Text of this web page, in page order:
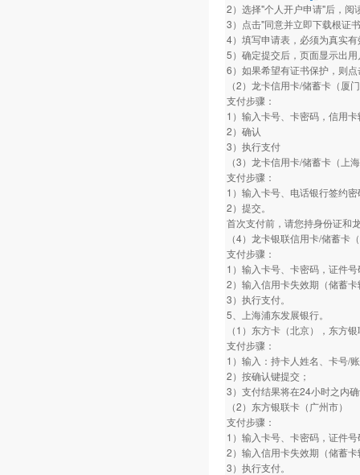
2）选择"个人开户申请"后，阅
3）点击"同意并立即下载根证
4）填写申请表，必须为真实
5）确定提交后，页面显示出
6）如果希望有证书保护，则
（2）龙卡信用卡/储蓄卡（厦
支付步骤：
1）输入卡号、卡密码，信用
2）确认
3）执行支付
（3）龙卡信用卡/储蓄卡（上
支付步骤：
1）输入卡号、电话银行签约
2）提交。
首次支付前，请您持身份证和
（4）龙卡银联信用卡/储蓄卡
支付步骤：
1）输入卡号、卡密码，证件
2）输入信用卡失效期（储蓄
3）执行支付。
5、上海浦东发展银行。
（1）东方卡（北京），东方
支付步骤：
1）输入：持卡人姓名、卡号/
2）按确认键提交；
3）支付结果将在24小时之内
（2）东方银联卡（广州市）
支付步骤：
1）输入卡号、卡密码，证件
2）输入信用卡失效期（储蓄
3）执行支付。